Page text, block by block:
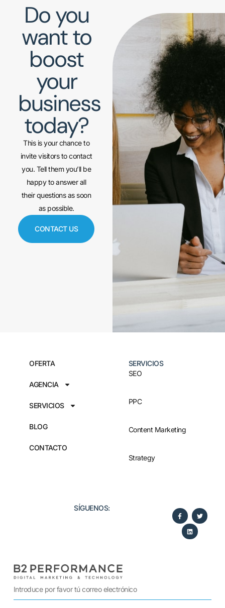
Do you
want to
boost
your
business
today?
This is your chance to
invite visitors to contact
you. Tell them you’ll be
happy to answer all
their questions as soon
as possible.
CONTACT US
OFERTA
AGENCIA
SERVICIOS
BLOG
CONTACTO
SERVICIOS
SEO
PPC
Content Marketing
Strategy
SÍGUENOS:​